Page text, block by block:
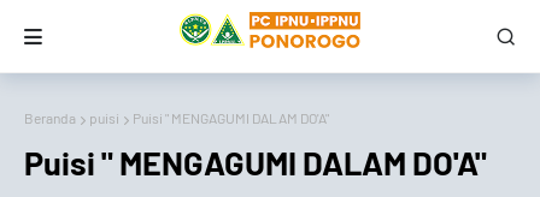
Beranda puisi Puisi " MENGAGUMI DALAM DO'A"
Puisi " MENGAGUMI DALAM DO'A"